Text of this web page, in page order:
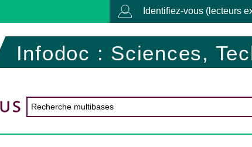
Identifiez-vous (lecteurs
Infodoc : Sciences,